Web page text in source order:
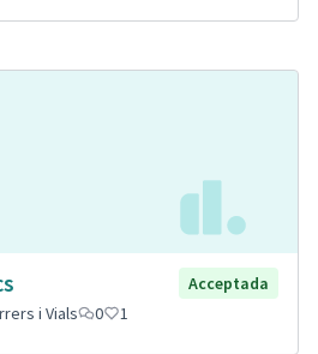
Acceptada
i Vials 0 1